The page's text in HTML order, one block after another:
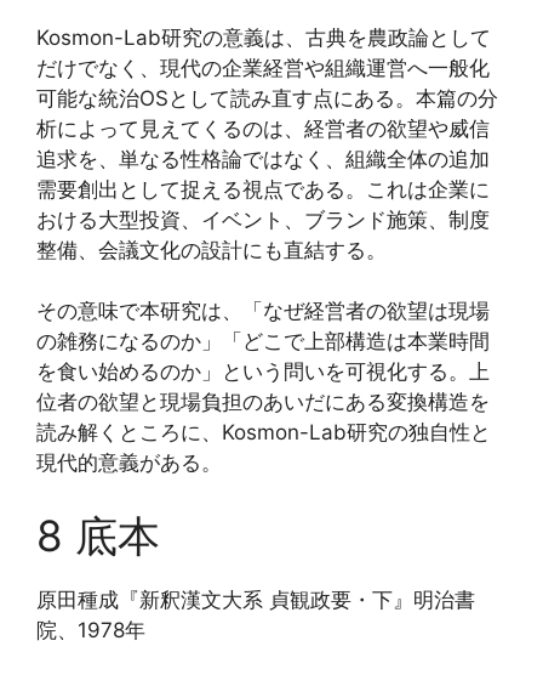
Kosmon-Lab研究の意義は、古典を農政論として
だけでなく、現代の企業経営や組織運営へ一般化
可能な統治OSとして読み直す点にある。本篇の分
析によって見えてくるのは、経営者の欲望や威信
追求を、単なる性格論ではなく、組織全体の追加
需要創出として捉える視点である。これは企業に
おける大型投資、イベント、ブランド施策、制度
整備、会議文化の設計にも直結する。
その意味で本研究は、「なぜ経営者の欲望は現場
の雑務になるのか」「どこで上部構造は本業時間
を食い始めるのか」という問いを可視化する。上
位者の欲望と現場負担のあいだにある変換構造を
読み解くところに、Kosmon-Lab研究の独自性と
現代的意義がある。
8 底本
原田種成『新釈漢文大系 貞観政要・下』明治書
院、1978年